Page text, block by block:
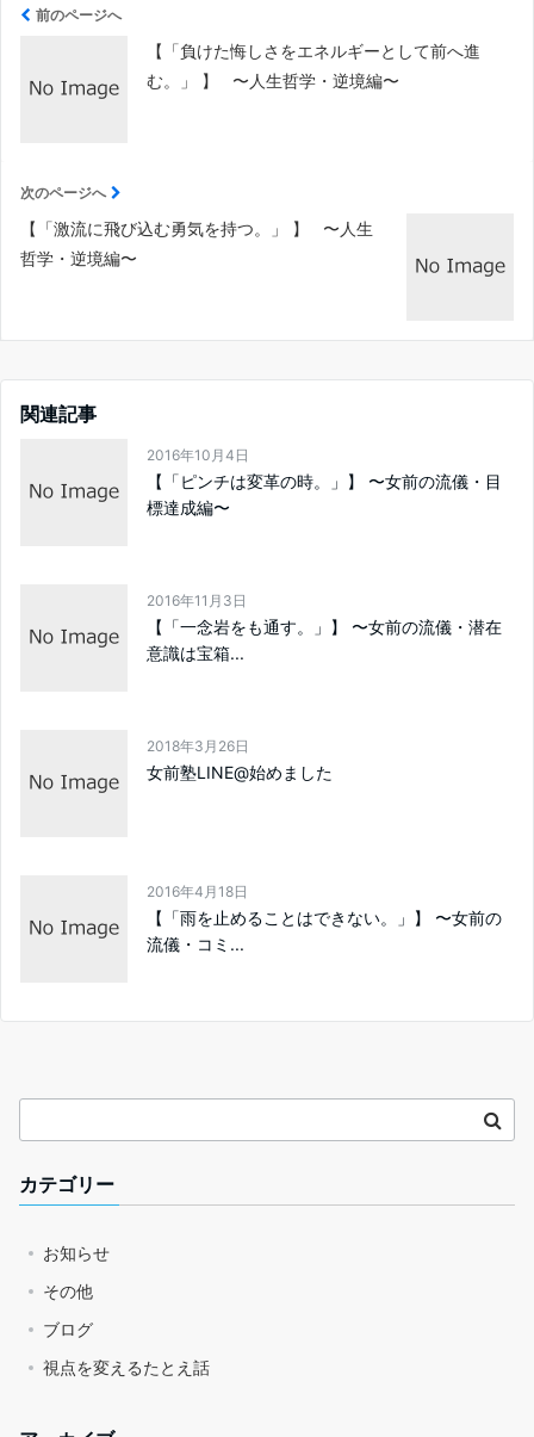
前のページへ
【「負けた悔しさをエネルギーとして前へ進
む。」 】 〜人生哲学・逆境編〜
次のページへ
【「激流に飛び込む勇気を持つ。」 】 〜人生
哲学・逆境編〜
関連記事
2016年10月4日
【「ピンチは変革の時。」】 〜女前の流儀・目
標達成編〜
2016年11月3日
【「一念岩をも通す。」】 〜女前の流儀・潜在
意識は宝箱...
2018年3月26日
女前塾LINE@始めました
2016年4月18日
【「雨を止めることはできない。」】 〜女前の
流儀・コミ...
カテゴリー
お知らせ
その他
ブログ
視点を変えるたとえ話